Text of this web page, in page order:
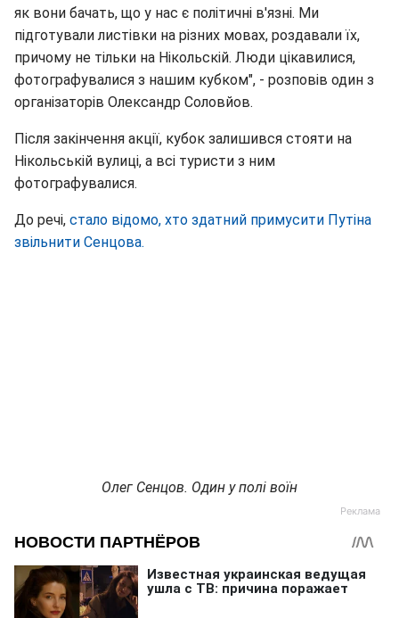
як вони бачать, що у нас є політичні в'язні. Ми
підготували листівки на різних мовах, роздавали їх,
причому не тільки на Нікольскій. Люди цікавилися,
фотографувалися з нашим кубком", - розповів один з
організаторів Олександр Соловйов.
Після закінчення акції, кубок залишився стояти на
Нікольській вулиці, а всі туристи з ним
фотографувалися.
До речі, стало відомо, хто здатний примусити Путіна
звільнити Сенцова.
Олег Сенцов. Один у полі воїн